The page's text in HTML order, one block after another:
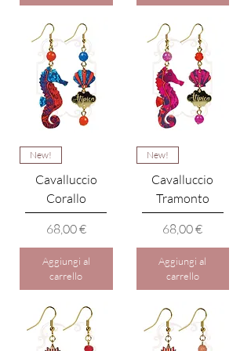
New!
Cavalluccio
Corallo
Prezzo
68,00 €
Aggiungi al
carrello
New!
Cavalluccio
Tramonto
Prezzo
68,00 €
Aggiungi al
carrello